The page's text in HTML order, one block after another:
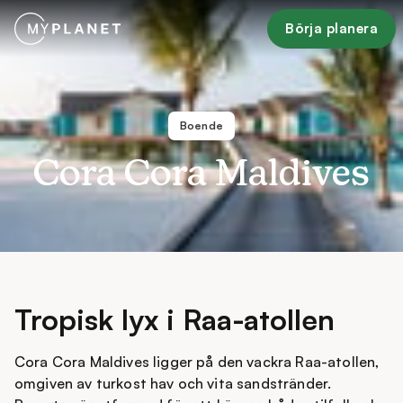
Börja planera
Boende
Cora Cora Maldives
Tropisk lyx i Raa-atollen
Cora Cora Maldives ligger på den vackra Raa-atollen,
omgiven av turkost hav och vita sandstränder.